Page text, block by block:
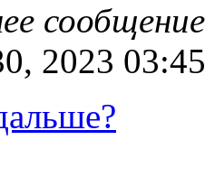
сообщение
2023 03:45